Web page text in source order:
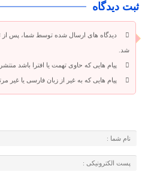
ثبت دیدگاه
دیدگاه های ارسال شده توسط شما، پس از
شد.
پیام هایی که حاوی تهمت یا افترا باشد
پیام هایی که به غیر از زبان فارسی یا غیر